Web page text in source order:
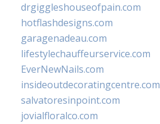
drgiggleshouseofpain.com
hotflashdesigns.com
garagenadeau.com
lifestylechauffeurservice.com
EverNewNails.com
insideoutdecoratingcentre.com
salvatoresinpoint.com
jovialfloralco.com